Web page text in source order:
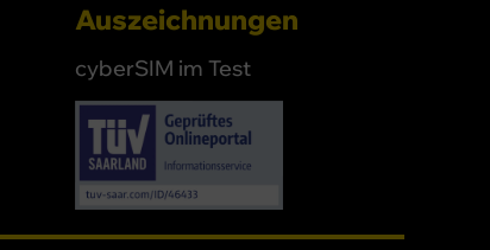
Auszeichnungen
cyberSIM im Test